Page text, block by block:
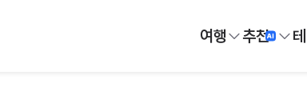
여행 추천